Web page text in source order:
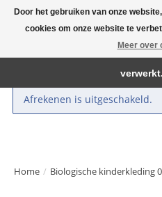
Large selection of products and fast
Afrekenen is uitgeschakeld.
Home / Biologische kinderkleding
Door het gebruiken van onze
cookies om onze website te
Meer over
← Keer terug naar de backoffice
Eventueel geplaatste orders
verwerkt.